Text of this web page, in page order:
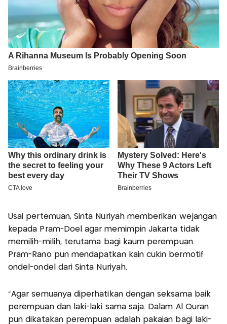
Usai pertemuan, Sinta Nuriyah memberikan wejangan
kepada Pram-Doel agar memimpin Jakarta tidak
memilih-milih, terutama bagi kaum perempuan.
Pram-Rano pun mendapatkan kain cukin bermotif
ondel-ondel dari Sinta Nuriyah.
"Agar semuanya diperhatikan dengan seksama baik
perempuan dan laki-laki sama saja. Dalam Al Quran
pun dikatakan perempuan adalah pakaian bagi laki-